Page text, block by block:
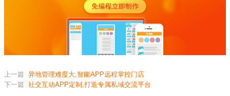
上一篇 异地管理难度大,智能APP远程掌控门店
下一篇 社交互动APP定制,打造专属私域交流平台